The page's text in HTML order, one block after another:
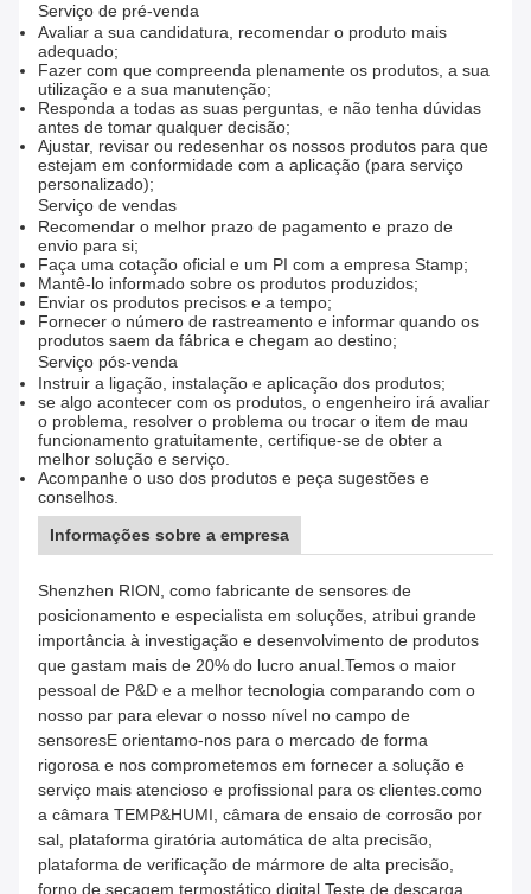
Serviço de pré-venda
Avaliar a sua candidatura, recomendar o produto mais
adequado;
Fazer com que compreenda plenamente os produtos, a sua
utilização e a sua manutenção;
Responda a todas as suas perguntas, e não tenha dúvidas
antes de tomar qualquer decisão;
Ajustar, revisar ou redesenhar os nossos produtos para que
estejam em conformidade com a aplicação (para serviço
personalizado);
Serviço de vendas
Recomendar o melhor prazo de pagamento e prazo de
envio para si;
Faça uma cotação oficial e um PI com a empresa Stamp;
Mantê-lo informado sobre os produtos produzidos;
Enviar os produtos precisos e a tempo;
Fornecer o número de rastreamento e informar quando os
produtos saem da fábrica e chegam ao destino;
Serviço pós-venda
Instruir a ligação, instalação e aplicação dos produtos;
se algo acontecer com os produtos, o engenheiro irá avaliar
o problema, resolver o problema ou trocar o item de mau
funcionamento gratuitamente, certifique-se de obter a
melhor solução e serviço.
Acompanhe o uso dos produtos e peça sugestões e
conselhos.
Informações sobre a empresa
Shenzhen RION, como fabricante de sensores de
posicionamento e especialista em soluções, atribui grande
importância à investigação e desenvolvimento de produtos
que gastam mais de 20% do lucro anual.Temos o maior
pessoal de P&D e a melhor tecnologia comparando com o
nosso par para elevar o nosso nível no campo de
sensoresE orientamo-nos para o mercado de forma
rigorosa e nos comprometemos em fornecer a solução e
serviço mais atencioso e profissional para os clientes.como
a câmara TEMP&HUMI, câmara de ensaio de corrosão por
sal, plataforma giratória automática de alta precisão,
plataforma de verificação de mármore de alta precisão,
forno de secagem termostático digital,Teste de descarga